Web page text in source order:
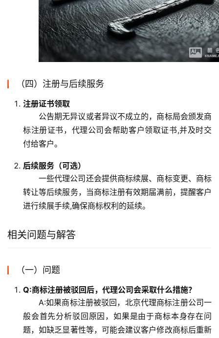
（四）注册与后续服务
注册证书领取
公告期无异议或者异议不成立的，商标局会颁发商
标注册证书，代理公司会帮助客户领取证书,并及时交
付给客户。
后续服务（可选）
一些代理公司还会提供商标续展、商标变更、商标
转让等后续服务，当商标注册有效期届满前，提醒客户
进行续展手续,确保商标权利的延续。
相关问题与解答
（一）问题
Q:商标注册被驳回后，代理公司会采取什么措施？
A:如果商标注册被驳回，北京代理商标注册公司一
般会首先分析驳回原因，如果是由于商标本身存在问
题，如缺乏显著性等，可能会建议客户修改商标后重新